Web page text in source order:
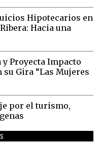
Hipotecarios en
Hacia una
Proyecta Impacto
Gira “Las Mujeres
por el turismo,